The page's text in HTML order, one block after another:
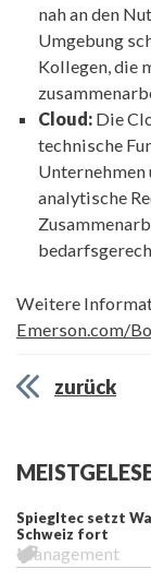
nah an den
Umgebung
Kollegen, die
Cloud: Die
technische
Unternehmen
analytische
Weitere
Emerson.com/
zurück
Spiegltec setzt
Schweiz fort
Management